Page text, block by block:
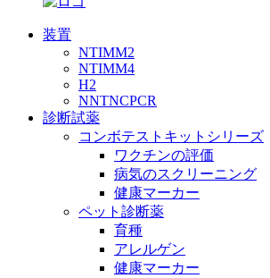
装置
NTIMM2
NTIMM4
H2
NNTNCPCR
診断試薬
コンボテストキットシリーズ
ワクチンの評価
病気のスクリーニング
健康マーカー
ペット診断薬
育種
アレルゲン
健康マーカー